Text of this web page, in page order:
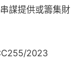
謀提供或籌集財
2023